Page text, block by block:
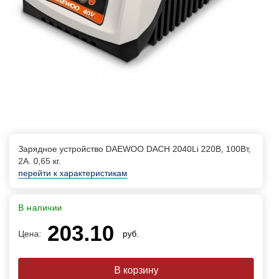
Зарядное устройство DAEWOO DACH 2040Li 220В, 100Вт,
2А. 0,65 кг.
перейти к характеристикам
В наличии
Цена: 203.10 руб.